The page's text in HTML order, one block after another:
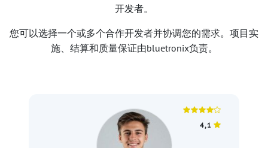
开发者。
您可以选择一个或多个合作开发者并协调您的需求。项目实
施、结算和质量保证由bluetronix负责。
4,1